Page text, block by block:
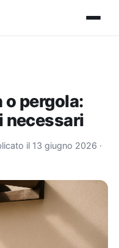
o pergola:
necessari
il 13 giugno 2026 ·